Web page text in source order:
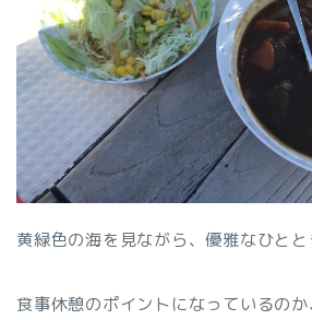
黄緑色の海を見ながら、優雅なひとと
食事休憩のポイントになっているの